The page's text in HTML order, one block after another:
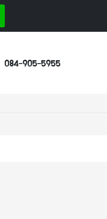
084-905-5955